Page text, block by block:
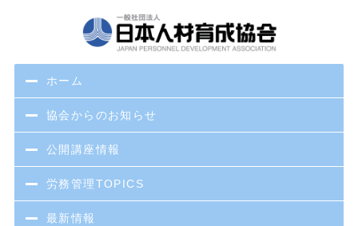
ホーム
協会からのお知らせ
公開講座情報
労務管理TOPICS
最新情報